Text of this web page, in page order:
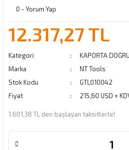
0 - Yorum Yap
12.317,27 TL
Kategori
KAPORTA
Marka
NT Tools
Stok Kodu
GTL010042
Fiyat
215,60 USD +
1.601,38 TL den başlayan taksitlerle!